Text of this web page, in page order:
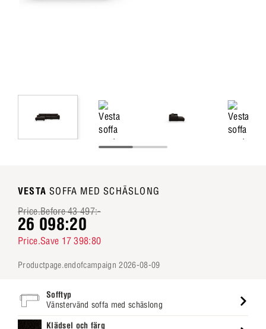
VESTA SOFFA MED SCHÄSLONG
Price.Before 43 497:-
26 098:20
Price.Save 17 398:80
productpage.endofcampaign 2026-08-09
Sofftyp
Vänstervänd soffa med schäslong
Klädsel och färg